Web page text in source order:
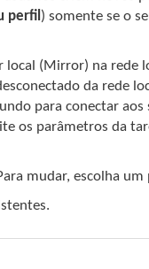
perfil) somente se o
(Mirror) na rede
da rede
para conectar aos
os parâmetros da
mudar, escolha